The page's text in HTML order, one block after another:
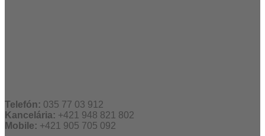
Telefón: 035 77 03 912
Kancelária: +421 948 821 802
Mobile: +421 905 705 092